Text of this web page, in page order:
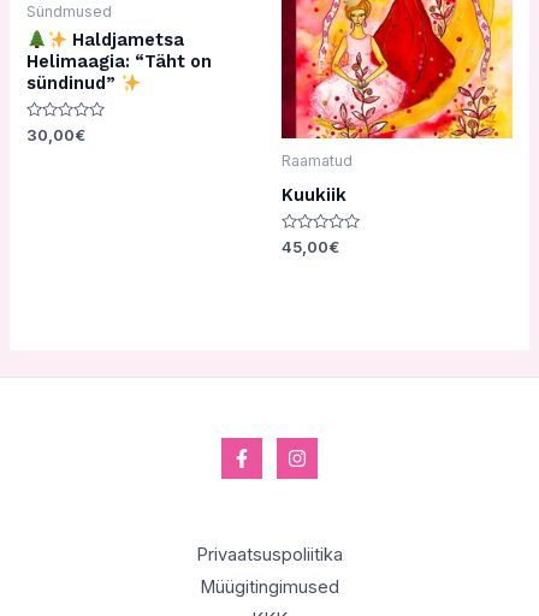
Sündmused
Haldjametsa
Helimaagia: “Täht on
sündinud”
Hinnanguga
30,00€
Raamatud
Kuukiik
Hinnanguga
0
45,00€
Privaatsuspoliitika
Müügitingimused